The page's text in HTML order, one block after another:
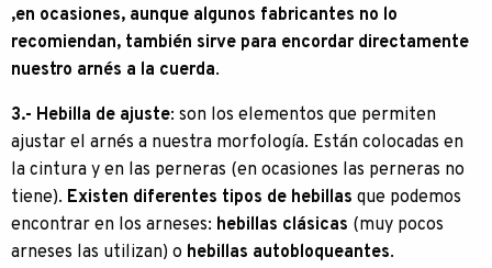
,en ocasiones, aunque algunos fabricantes no lo
recomiendan, también sirve para encordar directamente
nuestro arnés a la cuerda.
3.- Hebilla de ajuste: son los elementos que permiten
ajustar el arnés a nuestra morfología. Están colocadas en
la cintura y en las perneras (en ocasiones las perneras no
tiene). Existen diferentes tipos de hebillas que podemos
encontrar en los arneses: hebillas clásicas (muy pocos
arneses las utilizan) o hebillas autobloqueantes.